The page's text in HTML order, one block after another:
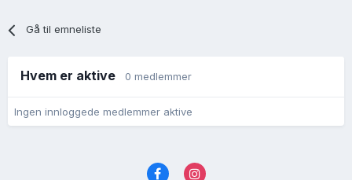
Gå til emneliste
Hvem er aktive 0 medlemmer
Ingen innloggede medlemmer aktive